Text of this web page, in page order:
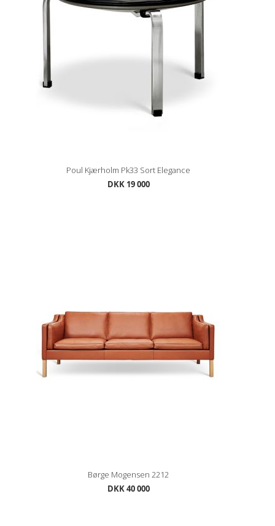
Poul Kjærholm Pk33 Sort Elegance
DKK 19 000
Børge Mogensen 2212
DKK 40 000